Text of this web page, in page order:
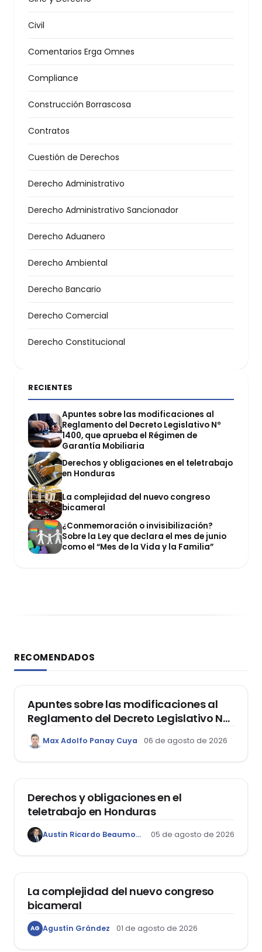
Civil
Comentarios Erga Omnes
Compliance
Construcción Borrascosa
Contratos
Cuestión de Derechos
Derecho Administrativo
Derecho Administrativo Sancionador
Derecho Aduanero
Derecho Ambiental
Derecho Bancario
Derecho Comercial
Derecho Constitucional
RECIENTES
Apuntes sobre las modificaciones al
Reglamento del Decreto Legislativo Nº
1400, que aprueba el Régimen de
Garantía Mobiliaria
Derechos y obligaciones en el teletrabajo
en Honduras
La complejidad del nuevo congreso
bicameral
¿Conmemoración o invisibilización?
Sobre la Ley que declara el mes de junio
como el “Mes de la Vida y la Familia”
RECOMENDADOS
DERECHO REGISTRAL
Apuntes sobre las modificaciones al
Reglamento del Decreto Legislativo Nº
1400, que aprueba el Régimen de
Garantía Mobiliaria
Max Adolfo Panay Cuya 06 de agosto de 2026
Derechos y obligaciones en el
teletrabajo en Honduras
Austin Ricardo Beaumont Rivera 05 de agosto de 2026
La complejidad del nuevo congreso
bicameral
AG Agustín Grández 01 de agosto de 2026